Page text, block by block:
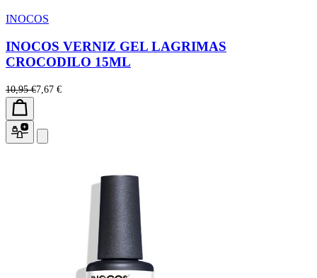
INOCOS
INOCOS VERNIZ GEL LAGRIMAS
CROCODILO 15ML
10,95 €7,67 €